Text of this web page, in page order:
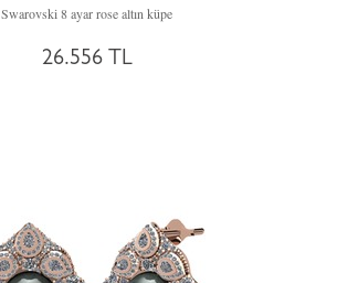
Swarovski 8 ayar rose altın küpe
26.556 TL